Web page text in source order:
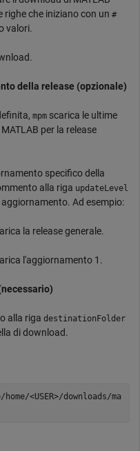
righe che iniziano con un #
valori.
della release (opzionale)
mpm scarica le ultime
per la release
specifico della
alla riga updateLevel
Ad esempio:
la release generale.
l'aggiornamento 1.
alla riga destinationFolder
di download.
<USER>/downloads/ma